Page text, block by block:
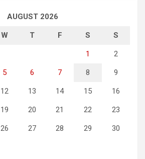
AUGUST 2026
W T F S S
1 2
5 6 7 8 9
12 13 14 15 16
19 20 21 22 23
26 27 28 29 30